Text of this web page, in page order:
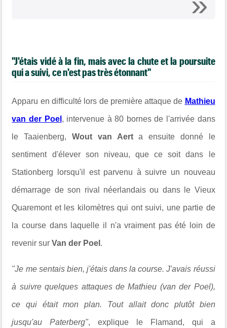
"J'étais vidé à la fin, mais avec la chute et la poursuite
qui a suivi, ce n'est pas très étonnant"
Apparu en difficulté lors de première attaque de Mathieu
van der Poel , intervenue à 80 bornes de l'arrivée dans
le Taaienberg, Wout van Aerta ensuite donné le
sentiment d'élever son niveau, que ce soit dans le
Stationberg lorsqu'il est parvenu à suivre un nouveau
démarrage de son rival néerlandais ou dans le Vieux
Quaremont et les kilomètres qui ont suivi, une partie de
la course dans laquelle il n'a vraiment pas été loin de
revenir surVan der Poel .
"Je me sentais bien, j'étais dans la course. J'avais réussi
à suivre quelques attaques de Mathieu (van der Poel),
ce qui était mon plan. Tout allait donc plutôt bien
jusqu'au Paterberg", explique le Flamand, qui a